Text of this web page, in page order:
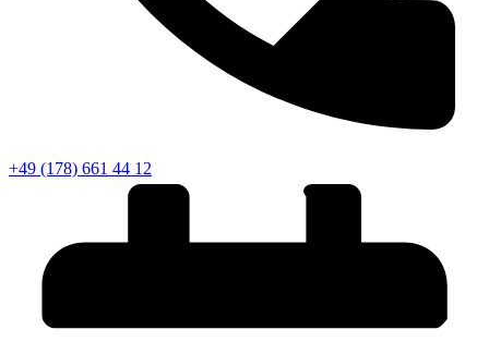
+49 (178) 661 44 12